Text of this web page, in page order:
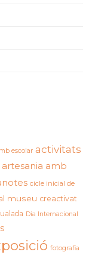
escolar activitats
artesania amb
cicle inicial de
museu creactivat
Dia Internacional
fotografia